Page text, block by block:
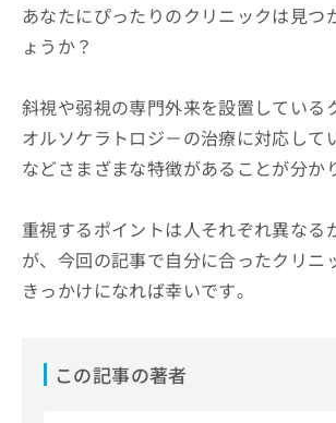
あなたにぴったりのクリニックは見つ
ょうか？
斜視や弱視の専門外来を設置している
オルソケラトロジ－の治療に対応して
などさまざまな特徴があることが分か
重視するポイントは人それぞれ異なる
が、今回の記事で自分に合ったクリニ
きっかけになれば幸いです。
この記事の著者